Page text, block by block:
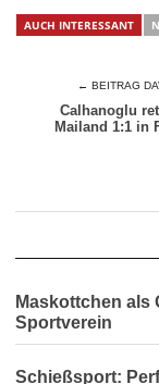
AUCH INTERESSANT
← BEITRAG
Calhanoglu
Mailand 1:1 in
Maskottchen
Sportverein
Schießsport: